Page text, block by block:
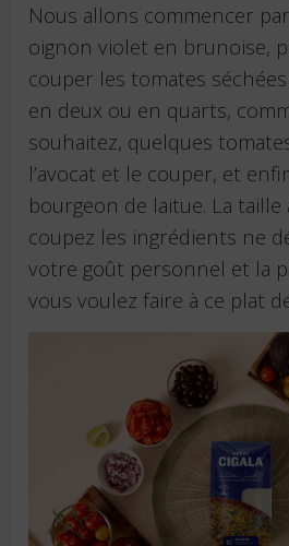
Nous allons commencer
oignon violet en brunoise,
couper les tomates
en deux ou en quarts,
souhaitez, quelques
l’avocat et le couper, et
bourgeon de laitue. La taille
coupez les ingrédients ne
votre goût personnel et la
vous voulez faire à ce plat